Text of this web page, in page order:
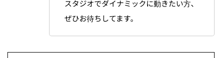
スタジオでダイナミックに動きたい方、
ぜひお待ちしてます。